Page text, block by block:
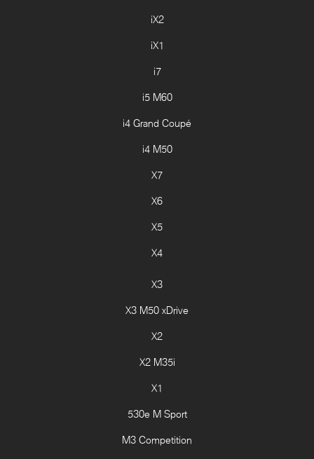
iX2
iX1
i7
i5 M60
i4 Grand Coupé
i4 M50
X7
X6
X5
X4
X3
X3 M50 xDrive
X2
X2 M35i
X1
530e M Sport
M3 Competition